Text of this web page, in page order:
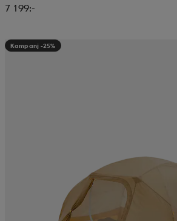
7 199:-
Kampanj -25%